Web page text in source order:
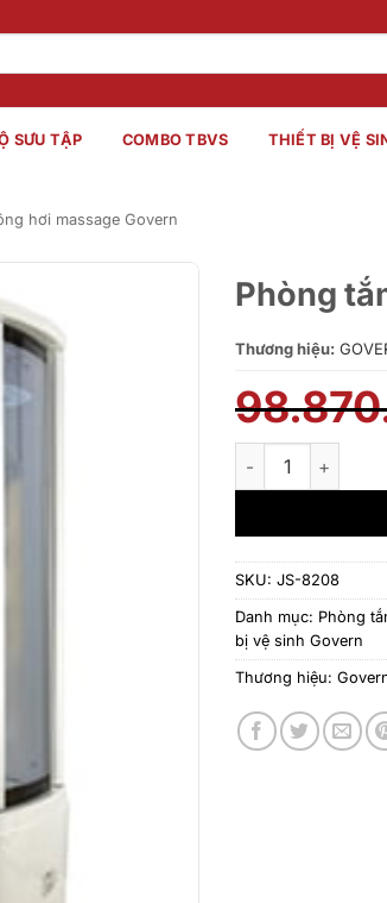
SƯU TẬP COMBO TBVS THIẾT BỊ VỆ
hơi massage Govern
Phòng
Thương hiệu:
Phòng tắm xông
SKU: JS-8208
Danh mục: Phòng
bị vệ sinh Govern
Thương hiệu: